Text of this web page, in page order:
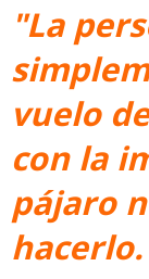
"La
vuelo
con la
pájaro